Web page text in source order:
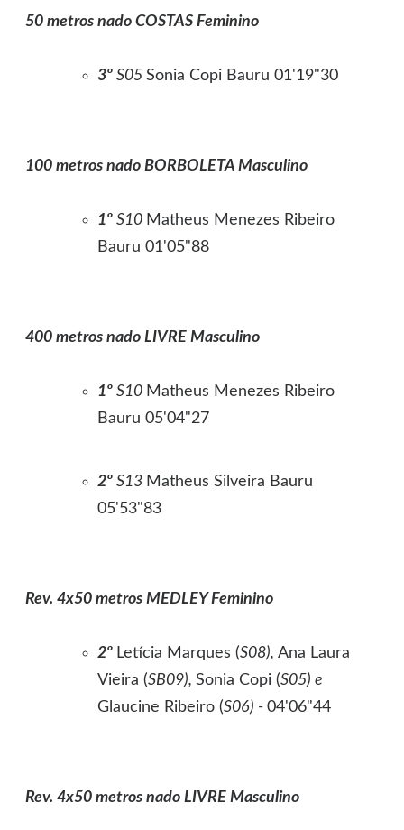
50 metros nado COSTAS Feminino
3ºS05Sonia Copi Bauru 01'19"30
100 metros nado BORBOLETA Masculino
1ºS10 Matheus Menezes Ribeiro
Bauru 01'05"88
400 metros nado LIVRE Masculino
1ºS10 Matheus Menezes Ribeiro
Bauru 05'04"27
2ºS13 Matheus Silveira Bauru
05'53"83
Rev. 4x50 metros MEDLEY Feminino
2º Letícia Marques (S08),Ana Laura
Vieira (SB09),Sonia Copi (S05) e
Glaucine Ribeiro (S06) -04'06"44
Rev. 4x50 metros nado LIVRE Masculino